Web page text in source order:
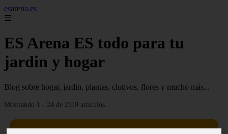
esarena.es
☰
ES Arena ES todo para tu
jardin y hogar
Blog sobre hogar, jardin, plantas, clutivos, flores y mucho más...
Mostrando 1 - 24 de 2119 artículos